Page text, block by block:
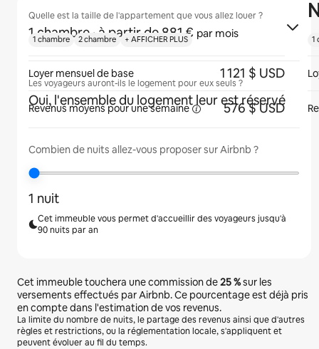
Quelle est la taille de l'appartement que vous allez louer ?
1 chambre · à partir de 881 € par mois
Les voyageurs auront-ils le logement pour eux seuls ?
Oui, l'ensemble du logement leur est réservé
Combien de nuits allez-vous proposer sur Airbnb ?
1 nuit
Cet immeuble vous permet d'accueillir des voyageurs jusqu'à
90 nuits par an
Cet immeuble touchera une commission de25 %sur les
versements effectués par Airbnb. Ce pourcentage est déjà pris
en compte dans l'estimation de vos revenus.
La limite du nombre de nuits, le partage des revenus ainsi que d'autres
règles et restrictions, ou la réglementation locale, s'appliquent et
peuvent évoluer au fil du temps.
1 chambre 2 chambre + AFFICHER PLUS
Loyer mensuel de base 1 121 $ USD
Revenus moyens pour unesemaine 576 $ USD
1